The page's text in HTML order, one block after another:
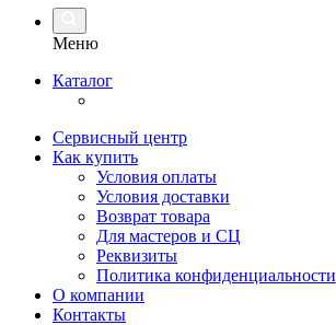
Меню
Каталог
Сервисный центр
Как купить
Условия оплаты
Условия доставки
Возврат товара
Для мастеров и СЦ
Реквизиты
Политика конфиденциальности
О компании
Контакты